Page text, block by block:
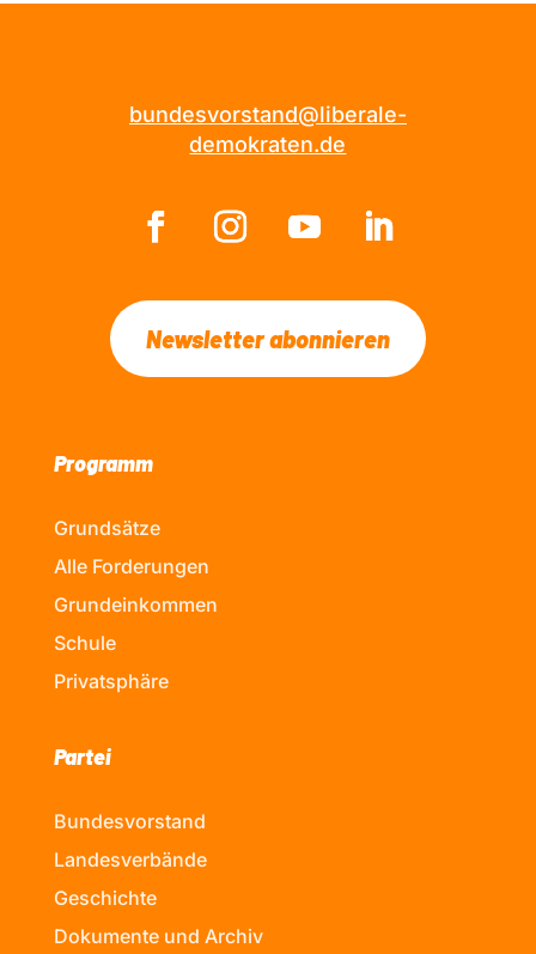
bundesvorstand@liberale-
demokraten.de
Newsletter abonnieren
Programm
Grundsätze
Alle Forderungen
Grundeinkommen
Schule
Privatsphäre
Partei
Bundesvorstand
Landesverbände
Geschichte
Dokumente und Archiv